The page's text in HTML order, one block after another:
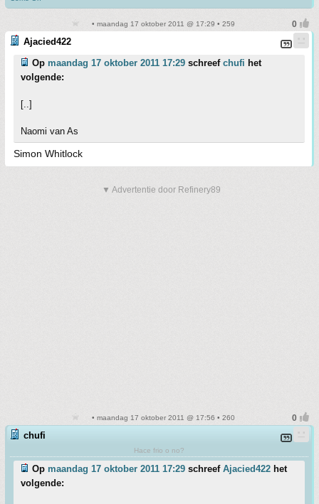
• maandag 17 oktober 2011 @ 17:29 • 259
Ajacied422
Op maandag 17 oktober 2011 17:29 schreef chufi het
volgende:
[..]
Naomi van As
Simon Whitlock
▼ Advertentie door Refinery89
• maandag 17 oktober 2011 @ 17:56 • 260
chufi
Hace frio o no?
Op maandag 17 oktober 2011 17:29 schreef Ajacied422 het
volgende: